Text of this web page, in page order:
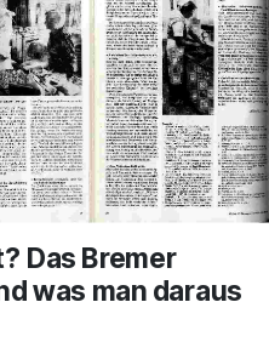
Das Bremer
was man daraus